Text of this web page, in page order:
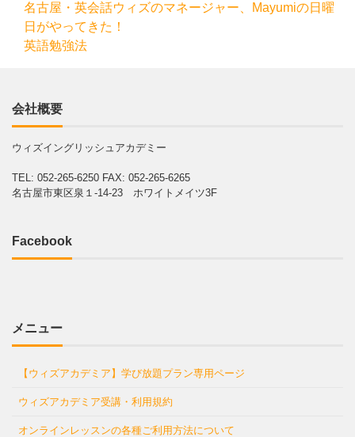
名古屋・英会話ウィズのマネージャー、Mayumiの日曜
日がやってきた！
英語勉強法
会社概要
ウィズイングリッシュアカデミー
TEL: 052-265-6250 FAX: 052-265-6265
名古屋市東区泉１-14-23 ホワイトメイツ3F
Facebook
メニュー
【ウィズアカデミア】学び放題プラン専用ページ
ウィズアカデミア受講・利用規約
オンラインレッスンの各種ご利用方法について